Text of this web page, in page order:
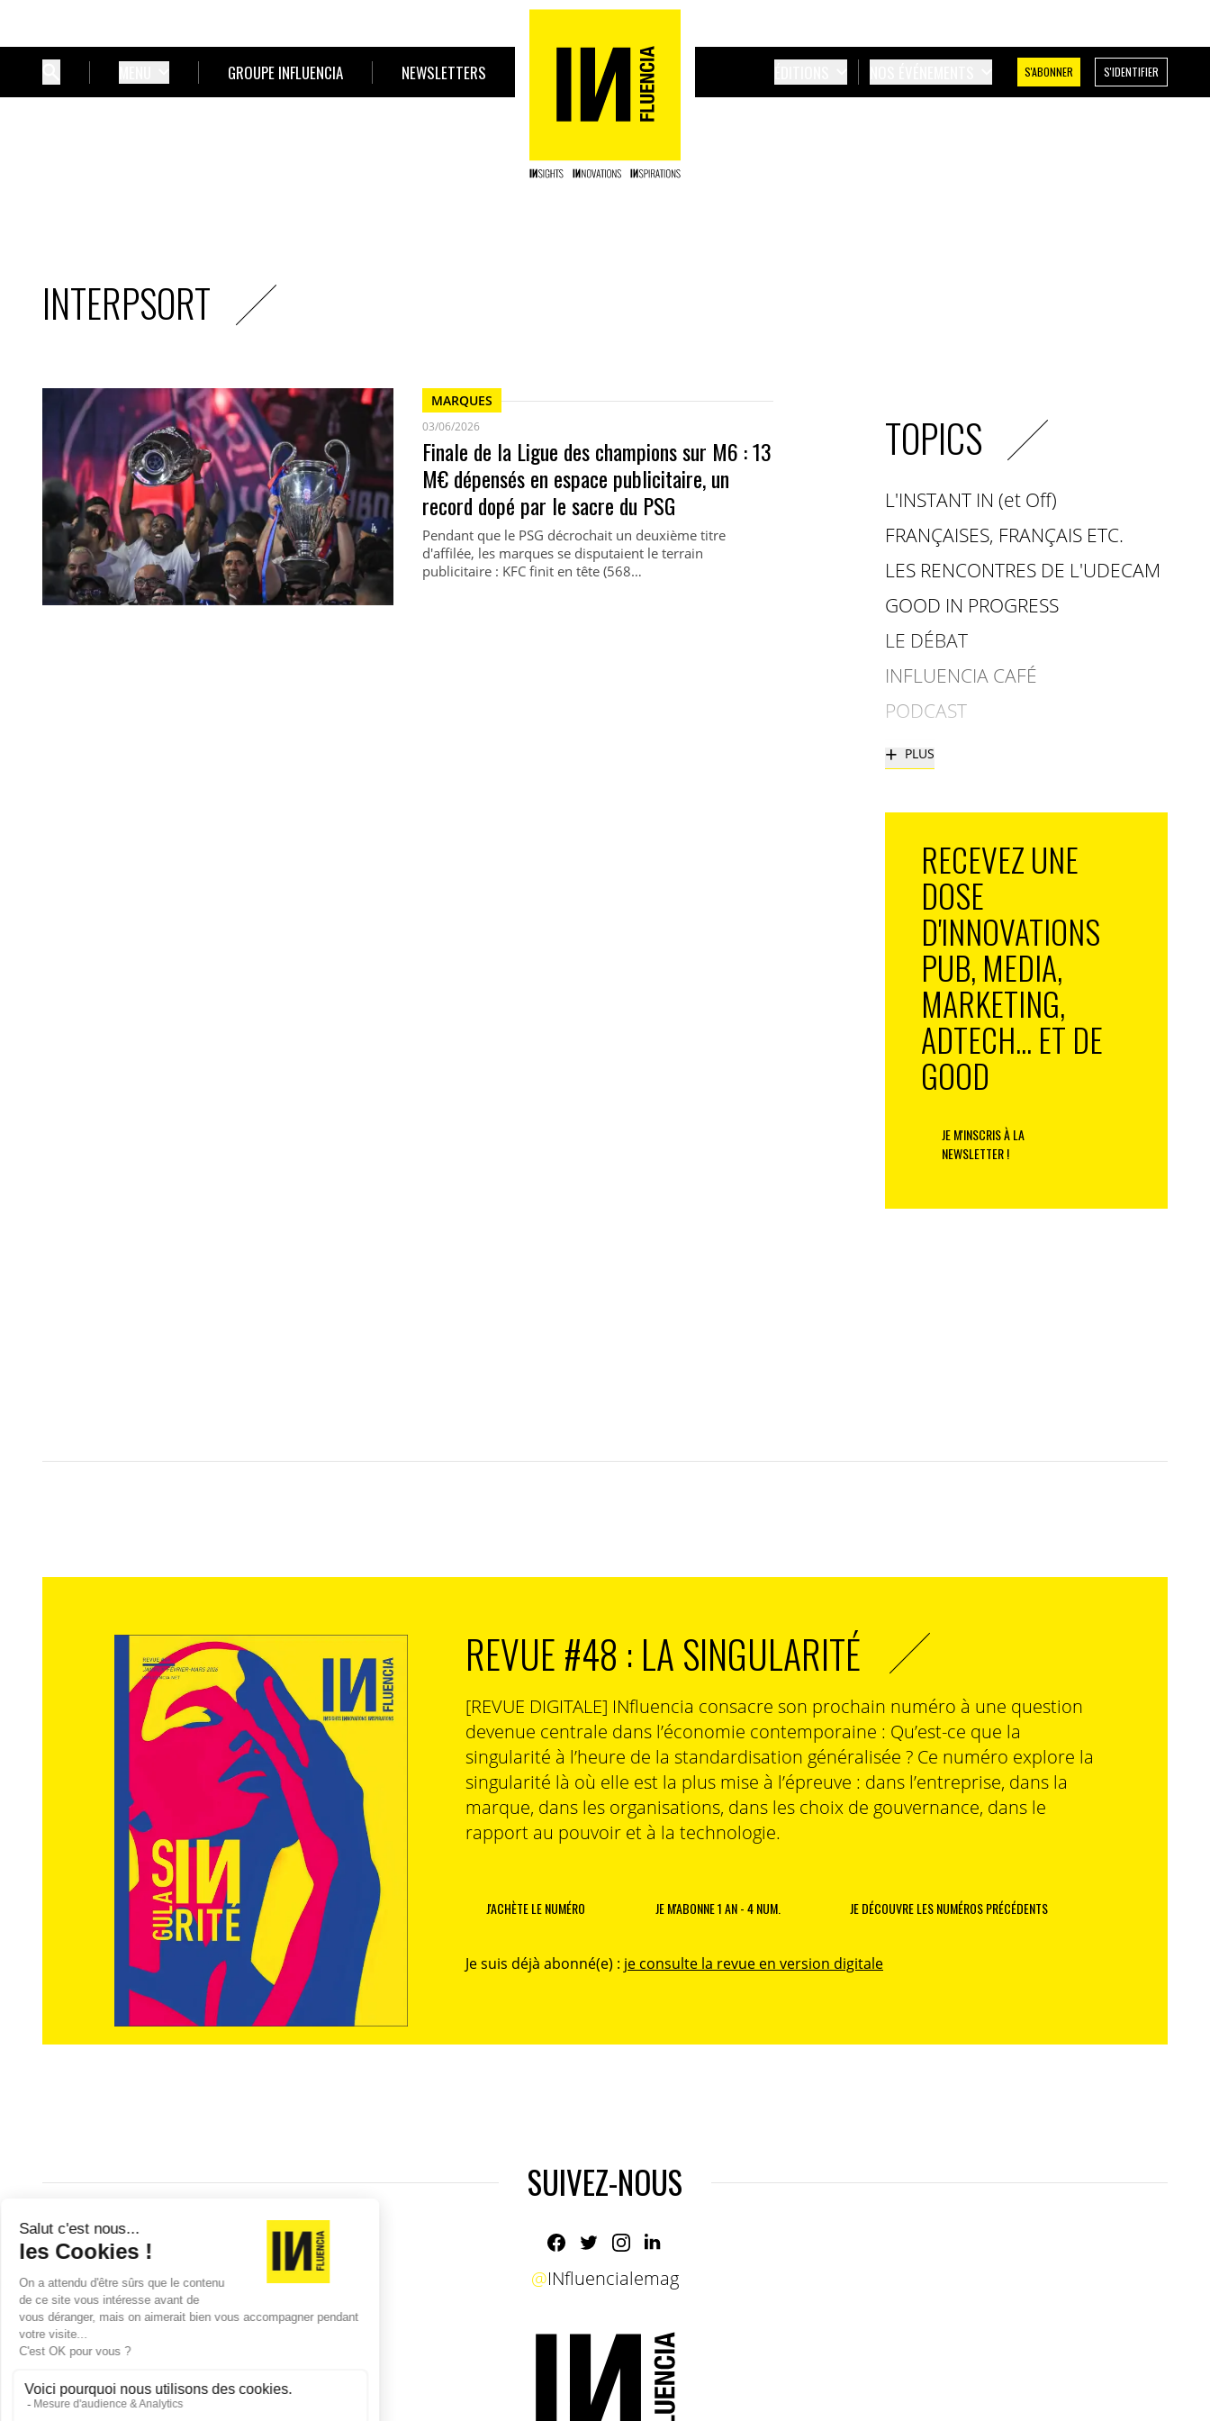
GROUPE INFLUENCIA NEWSLETTERS S'ABONNER S'IDENTIFIER
INTERPSORT
MARQUES
03/06/2026
Finale de la Ligue des champions sur M6 : 13
M€ dépensés en espace publicitaire, un
record dopé par le sacre du PSG
Pendant que le PSG décrochait un deuxième titre
d'affilée, les marques se disputaient le terrain
publicitaire : KFC finit en tête (568…
TOPICS
L'INSTANT IN (et Off)
FRANÇAISES, FRANÇAIS ETC.
LES RENCONTRES DE L'UDECAM
GOOD IN PROGRESS
LE DÉBAT
INFLUENCIA CAFÉ
PODCAST
+ PLUS
RECEVEZ UNE
DOSE
D'INNOVATIONS
PUB, MEDIA,
MARKETING,
ADTECH... ET DE
GOOD
JE M'INSCRIS À LA
NEWSLETTER !
REVUE #48 : LA SINGULARITÉ
[REVUE DIGITALE] INfluencia consacre son prochain numéro à une question
devenue centrale dans l’économie contemporaine : Qu’est-ce que la
singularité à l’heure de la standardisation généralisée ? Ce numéro explore la
singularité là où elle est la plus mise à l’épreuve : dans l’entreprise, dans la
marque, dans les organisations, dans les choix de gouvernance, dans le
rapport au pouvoir et à la technologie.
J'ACHÈTE LE NUMÉRO JE M'ABONNE 1 AN - 4 NUM. JE DÉCOUVRE LES NUMÉROS PRÉCÉDENTS
Je suis déjà abonné(e) : je consulte la revue en version digitale
SUIVEZ-NOUS
@INfluencialemag